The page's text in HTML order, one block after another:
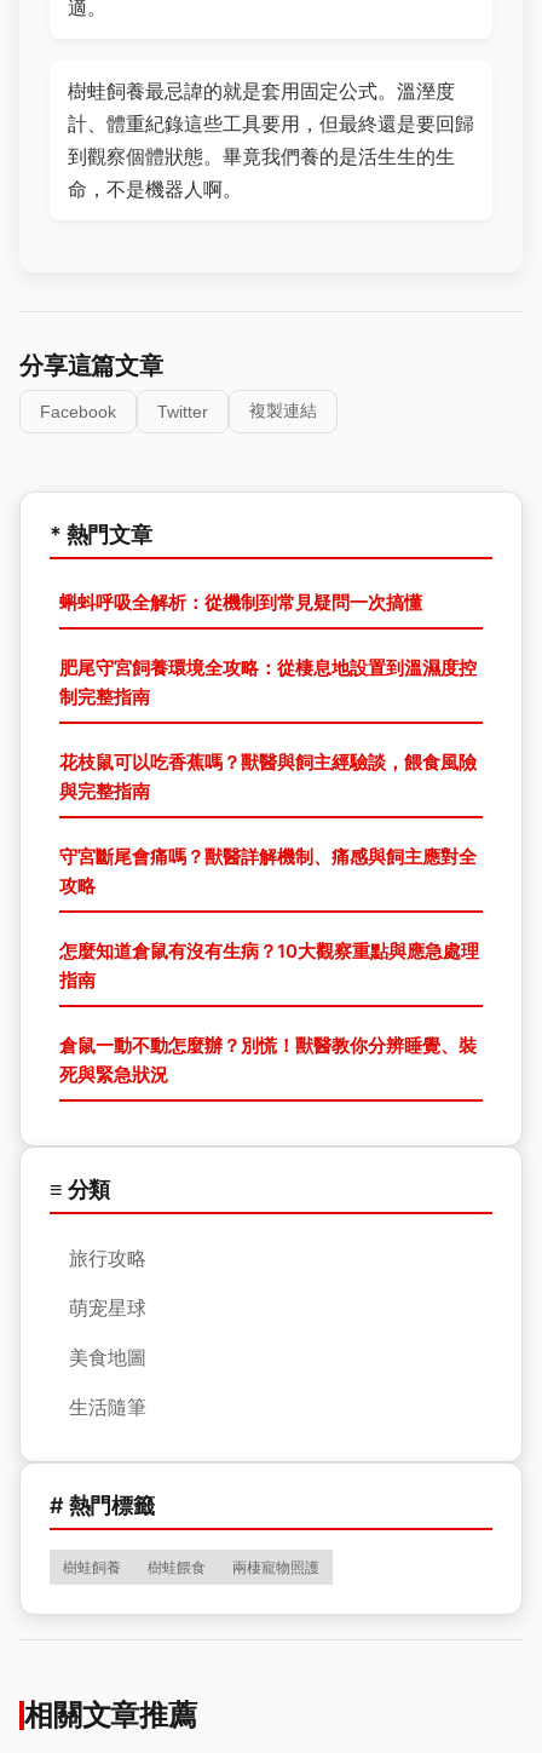
適。
樹蛙飼養最忌諱的就是套用固定公式。溫溼度
計、體重紀錄這些工具要用，但最終還是要回歸
到觀察個體狀態。畢竟我們養的是活生生的生
命，不是機器人啊。
分享這篇文章
Facebook Twitter 複製連結
* 熱門文章
蝌蚪呼吸全解析：從機制到常見疑問一次搞懂
肥尾守宮飼養環境全攻略：從棲息地設置到溫濕度控
制完整指南
花枝鼠可以吃香蕉嗎？獸醫與飼主經驗談，餵食風險
與完整指南
守宮斷尾會痛嗎？獸醫詳解機制、痛感與飼主應對全
攻略
怎麼知道倉鼠有沒有生病？10大觀察重點與應急處理
指南
倉鼠一動不動怎麼辦？別慌！獸醫教你分辨睡覺、裝
死與緊急狀況
≡ 分類
旅行攻略
萌宠星球
美食地圖
生活隨筆
# 熱門標籤
樹蛙飼養 樹蛙餵食 兩棲寵物照護
相關文章推薦